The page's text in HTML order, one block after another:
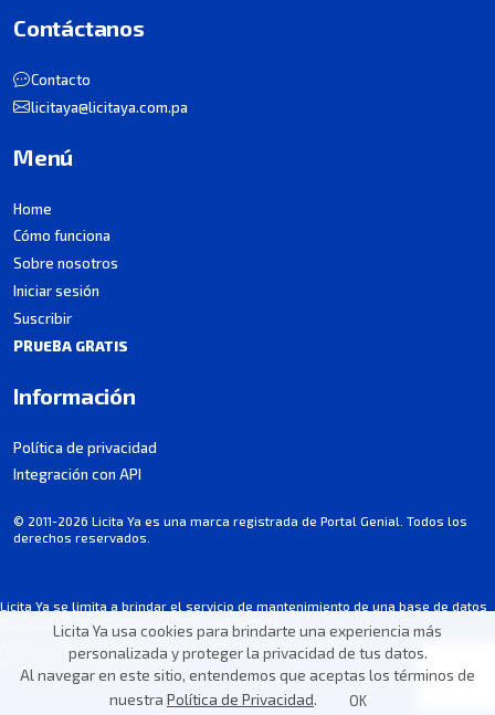
Licita Ya usa cookies para brindarte una experiencia más
personalizada y proteger la privacidad de tus datos.
Al navegar en este sitio, entendemos que aceptas los términos de
nuestra Política de Privacidad. OK
Licita Ya se limita a brindar el servicio de mantenimiento de una base de datos
de licitaciones y no participa en los procesos.
Algunos datos pueden contener imprecisiones involuntarias. Consulta siempre
el aviso de cada licitación.
Contáctanos
Contacto
licitaya@licitaya.com.pa
Menú
Home
Cómo funciona
Sobre nosotros
Iniciar sesión
Suscribir
PRUEBA GRATIS
Información
Política de privacidad
Integración con API
© 2011-2026 Licita Ya es una marca registrada de Portal Genial. Todos los
derechos reservados.